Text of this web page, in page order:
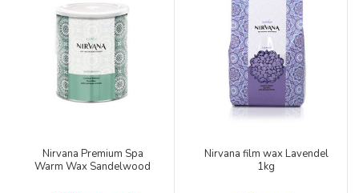
Nirvana Premium Spa
Warm Wax Sandelwood
Nirvana film wax Lavendel
1kg